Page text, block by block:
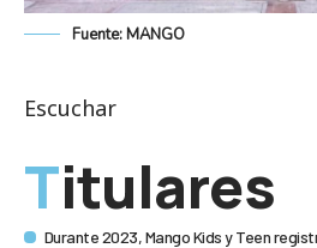
Fuente: MANGO
Escuchar
Titulares
Durante 2023, Mango Kids y Teen